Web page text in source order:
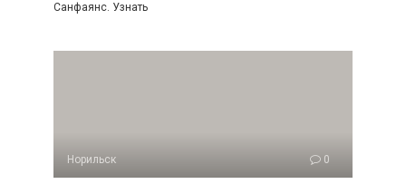
Санфаянс. Узнать
Норильск 0